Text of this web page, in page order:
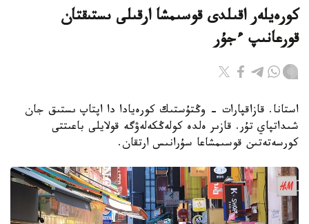
كورەيلەر اقىلدى قوسىمشا ارقىلى ىستىقتان
قورعانىپ ءجۇر
استانا. قازاقپارات - وڭتۇستىك كورەيادا دا اپتاپ ىستىق جان
شىداتپاي تۇر. قازىر ەلدە كولەڭكەلەۋگە قولايلى باعىتتى
كورسەتەتىن قوسىمشاعا سۇرانىس ارتقان.